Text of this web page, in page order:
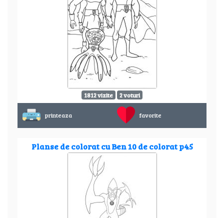
1812 vizite 2 voturi
printeaza favorite
Planse de colorat cu Ben 10 de colorat p45